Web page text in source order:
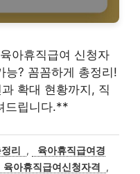
아휴직급여 신청자
능? 꼼꼼하게 총정리!
확대 현황까지, 직
드립니다.**
리 ,
육아휴직급여경
육아휴직급여신청자격
,